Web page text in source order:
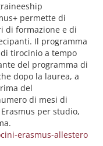
permette di
di formazione e di
Il programma
tirocinio a tempo
del programma di
dopo la laurea, a
del
di mesi di
per studio,
erasmus-allestero